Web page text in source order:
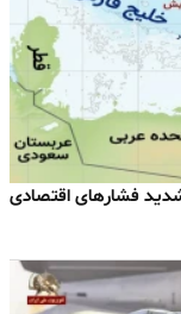
فشارهای اقتصادی